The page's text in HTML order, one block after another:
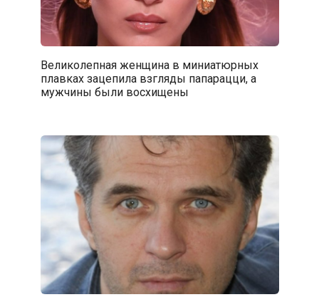
Великолепная женщина в миниатюрных
плавках зацепила взгляды папарацци, а
мужчины были восхищены